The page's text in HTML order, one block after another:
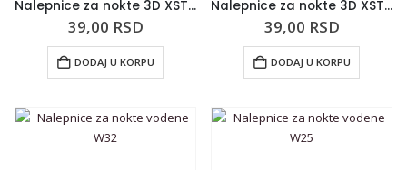
Nalepnice za nokte 3D XST11
39,00 RSD
DODAJ U KORPU
Nalepnice za nokte 3D XST10
39,00 RSD
DODAJ U KORPU